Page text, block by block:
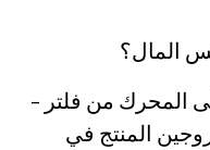
المال؟
- وبفضل إثراء الهواء الداخل إلى المحرك من فلتر
المنتج في